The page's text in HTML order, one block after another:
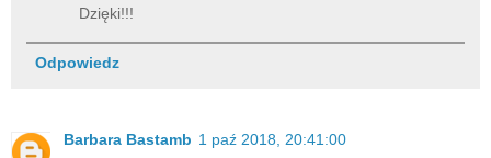
Dzięki!!!
Odpowiedz
Barbara Bastamb 1 paź 2018, 20:41:00